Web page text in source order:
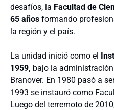
desafíos, la Facultad de
65 años formando
la región y el país.
La unidad inició como el
1959, bajo la
Branover. En 1980 pasó a
1993 se instauró como
Luego del terremoto de